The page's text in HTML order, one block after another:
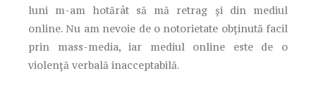
luni m-am hotărât să mă retrag și din mediul
online. Nu am nevoie de o notorietate obținută facil
prin mass-media, iar mediul online este de o
violență verbală inacceptabilă.